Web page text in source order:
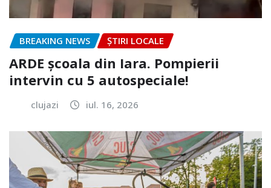
BREAKING NEWS ȘTIRI LOCALE
ARDE școala din Iara. Pompierii
intervin cu 5 autospeciale!
clujazi iul. 16, 2026